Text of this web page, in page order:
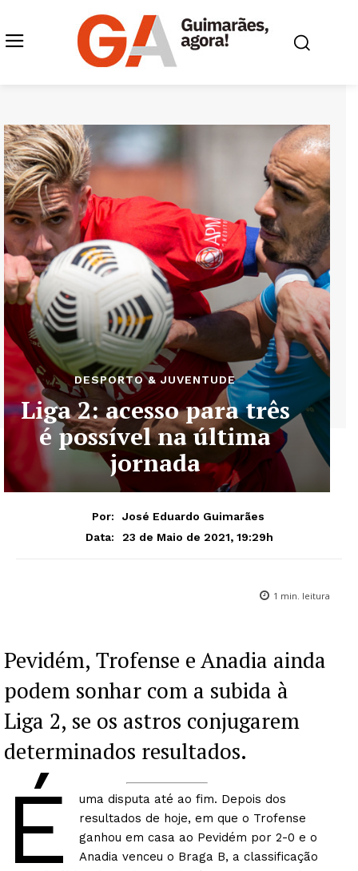
DESPORTO & JUVENTUDE
Liga 2: acesso para três
é possível na última
jornada
Por:
José Eduardo Guimarães
Data:
23 de Maio de 2021, 19:29h
1 min. leitura
Pevidém, Trofense e Anadia ainda
podem sonhar com a subida à
Liga 2, se os astros conjugarem
determinados resultados.
É
uma disputa até ao fim. Depois dos
resultados de hoje, em que o Trofense
ganhou em casa ao Pevidém por 2-0 e o
Anadia venceu o Braga B, a classificação